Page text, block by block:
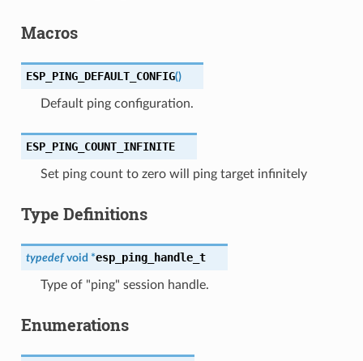
Macros
ESP_PING_DEFAULT_CONFIG()
Default ping configuration.
ESP_PING_COUNT_INFINITE
Set ping count to zero will ping target infinitely
Type Definitions
typedef void *esp_ping_handle_t
Type of "ping" session handle.
Enumerations